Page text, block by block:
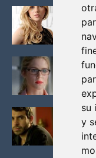
su
y
Junio
MAS
LA
Mayo